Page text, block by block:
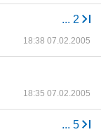
... 2
18:38 07.02.2005
18:35 07.02.2005
... 5